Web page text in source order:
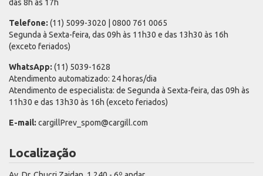
das 8h às 17h
Telefone: (11) 5099-3020 | 0800 761 0065
Segunda à Sexta-feira, das 09h às 11h30 e das 13h30 às 16h
(exceto feriados)
WhatsApp: (11) 5039-1628
Atendimento automatizado: 24 horas/dia
Atendimento de especialista: de Segunda à Sexta-feira, das 09h às
11h30 e das 13h30 às 16h (exceto feriados)
E-mail: cargillPrev_spom@cargill.com
Localização